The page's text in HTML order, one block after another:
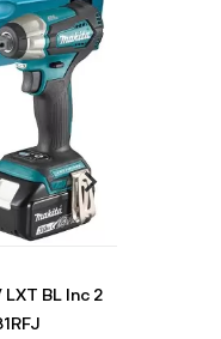
BL Inc 2